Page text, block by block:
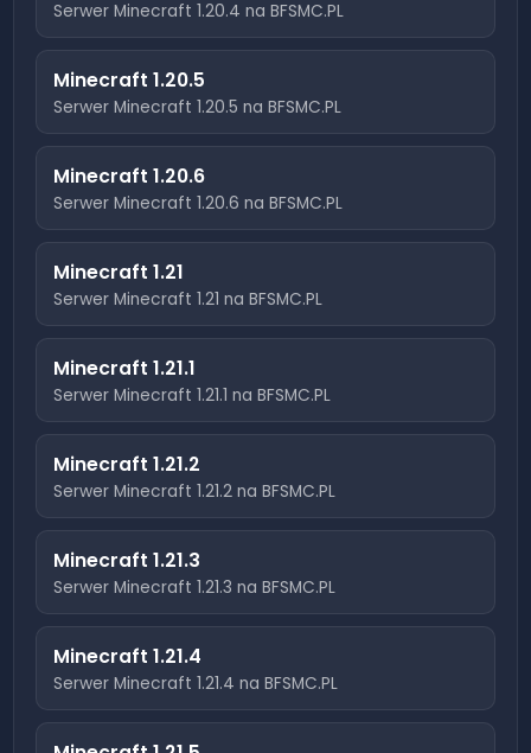
Serwer Minecraft1.20.4 na BFSMC.PL
Minecraft1.20.5
Serwer Minecraft1.20.5 na BFSMC.PL
Minecraft1.20.6
Serwer Minecraft1.20.6 na BFSMC.PL
Minecraft1.21
Serwer Minecraft1.21 na BFSMC.PL
Minecraft1.21.1
Serwer Minecraft1.21.1 na BFSMC.PL
Minecraft1.21.2
Serwer Minecraft1.21.2 na BFSMC.PL
Minecraft1.21.3
Serwer Minecraft1.21.3 na BFSMC.PL
Minecraft1.21.4
Serwer Minecraft1.21.4 na BFSMC.PL